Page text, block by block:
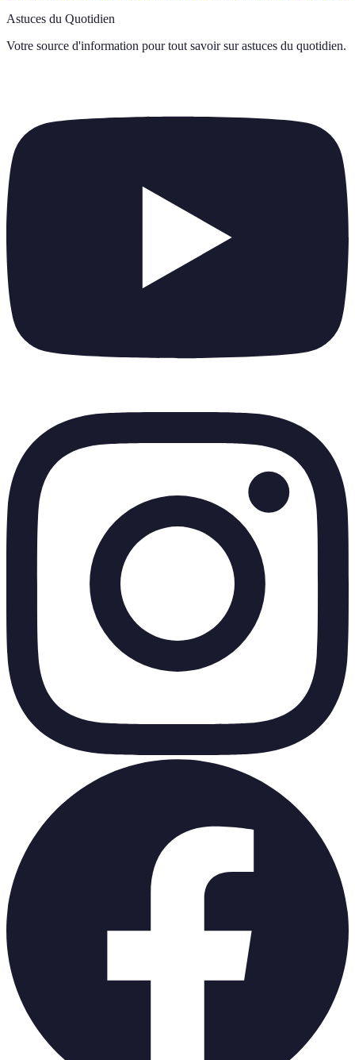
Astuces du Quotidien
Votre source d'information pour tout savoir sur astuces du quotidien.